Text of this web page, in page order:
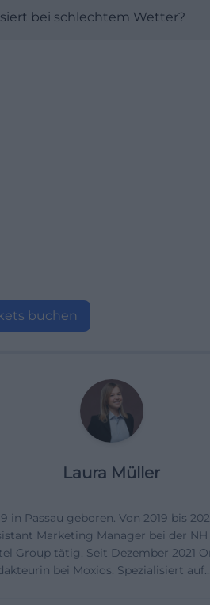
bei schlechtem Wetter?
buchen
Laura Müller
in Passau geboren. Von 2019 bis
Marketing Manager bei der NH
Group tätig. Seit Dezember 2021
bei Moxios. Spezialisiert auf